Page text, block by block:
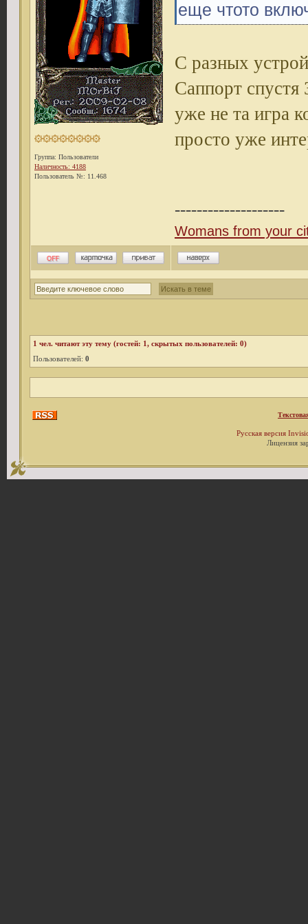
Группа: Пользователи
Наличность: 4188
Пользователь №: 11.468
еще чтото
С разных
Саппорт
уже не та игра
просто уже
--------------------
Womans from your
1 чел. читают эту тему (гостей: 1, скрытых пользователей: 0)
Пользователей: 0
Русская версия
Лицензия